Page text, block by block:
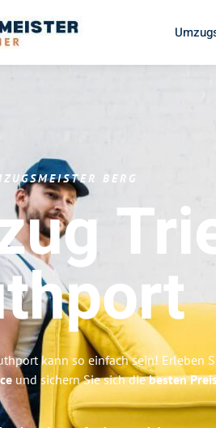
BERG
kann so einfach sein! Erleben
und sichern Sie sich diebesten